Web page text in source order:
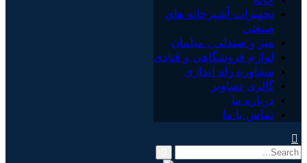
تجهیزات آشپزخانه های
صنعتی
میز و صندلی , مبلمان
لوازم فروشگاهی و قنادی
مشاوره راه اندازی
گالری تصاویر
درباره ما
تماس با ما